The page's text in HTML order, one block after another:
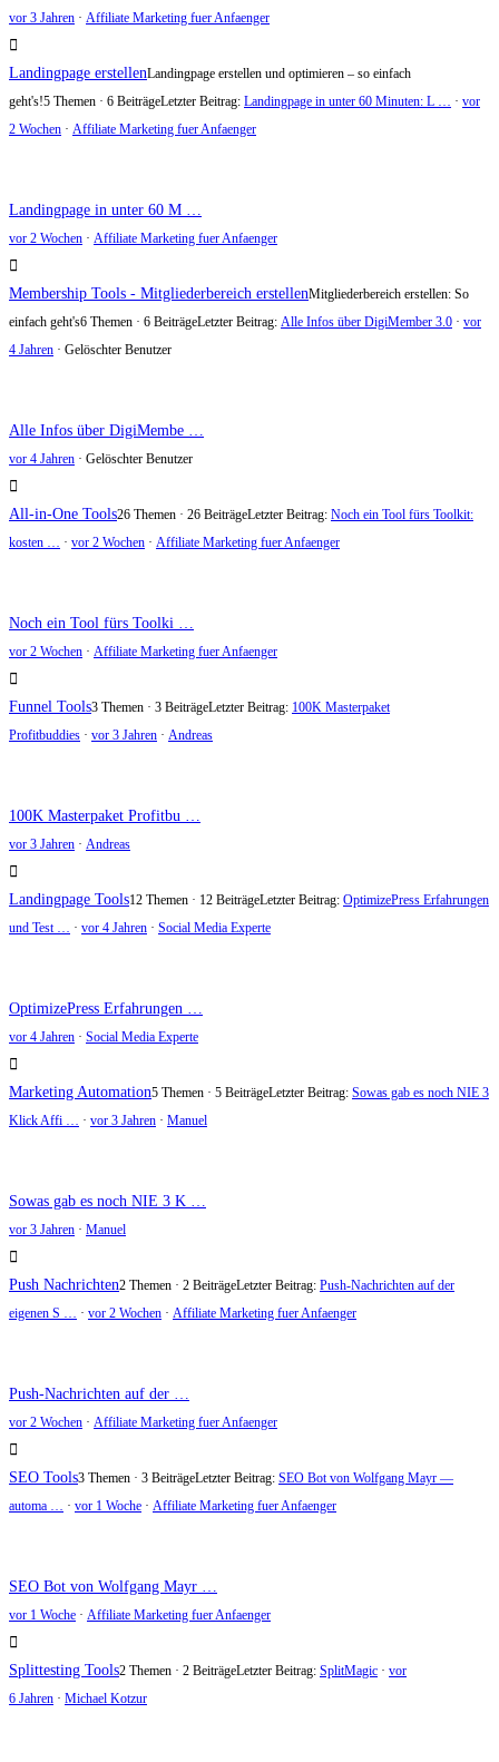
vor 3 Jahren · Affiliate Marketing fuer Anfaenger
Landingpage erstellenLandingpage erstellen und optimieren – so einfach
geht's!5 Themen · 6 BeiträgeLetzter Beitrag: Landingpage in unter 60 Minuten: L … · vor
2 Wochen · Affiliate Marketing fuer Anfaenger
Landingpage in unter 60 M …
vor 2 Wochen · Affiliate Marketing fuer Anfaenger
Membership Tools - Mitgliederbereich erstellenMitgliederbereich erstellen: So
einfach geht's6 Themen · 6 BeiträgeLetzter Beitrag: Alle Infos über DigiMember 3.0 · vor
4 Jahren · Gelöschter Benutzer
Alle Infos über DigiMembe …
vor 4 Jahren · Gelöschter Benutzer
All-in-One Tools26 Themen · 26 BeiträgeLetzter Beitrag: Noch ein Tool fürs Toolkit:
kosten … · vor 2 Wochen · Affiliate Marketing fuer Anfaenger
Noch ein Tool fürs Toolki …
vor 2 Wochen · Affiliate Marketing fuer Anfaenger
Funnel Tools3 Themen · 3 BeiträgeLetzter Beitrag: 100K Masterpaket
Profitbuddies · vor 3 Jahren · Andreas
100K Masterpaket Profitbu …
vor 3 Jahren · Andreas
Landingpage Tools12 Themen · 12 BeiträgeLetzter Beitrag: OptimizePress Erfahrungen
und Test … · vor 4 Jahren · Social Media Experte
OptimizePress Erfahrungen …
vor 4 Jahren · Social Media Experte
Marketing Automation5 Themen · 5 BeiträgeLetzter Beitrag: Sowas gab es noch NIE 3
Klick Affi … · vor 3 Jahren · Manuel
Sowas gab es noch NIE 3 K …
vor 3 Jahren · Manuel
Push Nachrichten2 Themen · 2 BeiträgeLetzter Beitrag: Push-Nachrichten auf der
eigenen S … · vor 2 Wochen · Affiliate Marketing fuer Anfaenger
Push-Nachrichten auf der …
vor 2 Wochen · Affiliate Marketing fuer Anfaenger
SEO Tools3 Themen · 3 BeiträgeLetzter Beitrag: SEO Bot von Wolfgang Mayr —
automa … · vor 1 Woche · Affiliate Marketing fuer Anfaenger
SEO Bot von Wolfgang Mayr …
vor 1 Woche · Affiliate Marketing fuer Anfaenger
Splittesting Tools2 Themen · 2 BeiträgeLetzter Beitrag: SplitMagic · vor
6 Jahren · Michael Kotzur